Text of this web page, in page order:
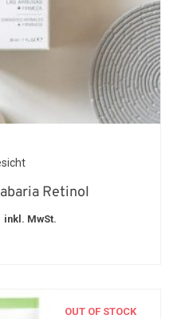
Retinol
inkl. MwSt.
OUT OF STOCK